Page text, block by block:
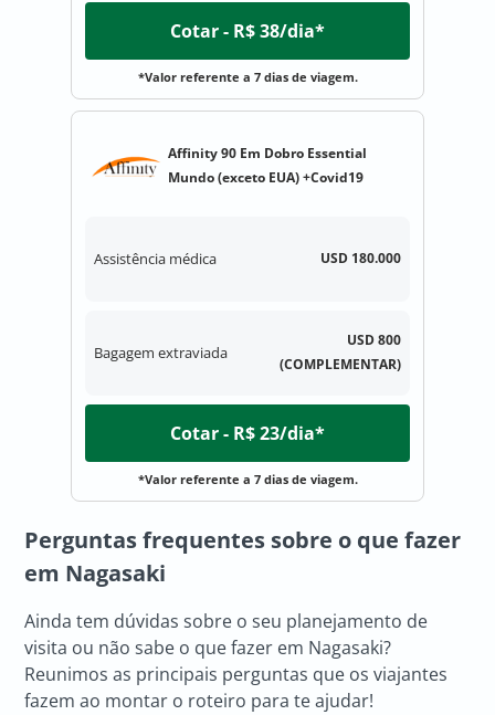
Cotar - R$ 38/dia*
*Valor referente a 7 dias de viagem.
Affinity 90 Em Dobro Essential
Mundo (exceto EUA) +Covid19
Assistência médica USD 180.000
Bagagem extraviada
USD 800
(COMPLEMENTAR)
Cotar - R$ 23/dia*
*Valor referente a 7 dias de viagem.
Perguntas frequentes sobre o que fazer
em Nagasaki
Ainda tem dúvidas sobre o seu planejamento de
visita ou não sabe o que fazer em Nagasaki?
Reunimos as principais perguntas que os viajantes
fazem ao montar o roteiro para te ajudar!